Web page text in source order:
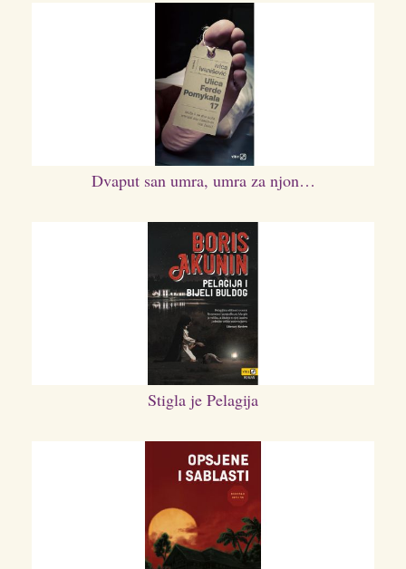
Dvaput san umra, umra za njon…
Stigla je Pelagija